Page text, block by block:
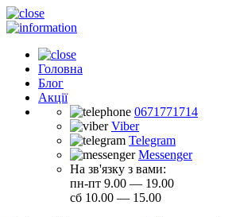
Головна
Блог
Акції
0671771714
Viber
Telegram
Messenger
На зв'язку з вами:
пн-пт 9.00 — 19.00
сб 10.00 — 15.00